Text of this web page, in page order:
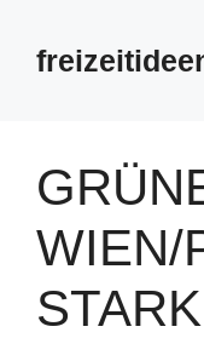
Inhalt
springen
WIEN/